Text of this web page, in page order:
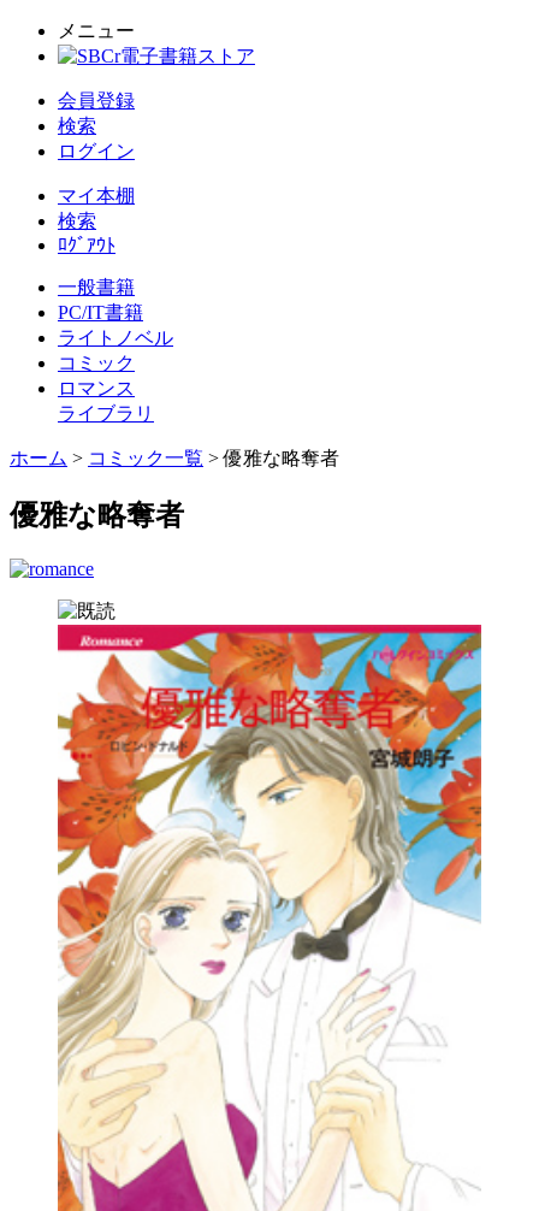
メニュー
会員登録
検索
ログイン
マイ本棚
検索
ﾛｸﾞｱｳﾄ
一般書籍
PC/IT書籍
ライトノベル
コミック
ロマンス
ライブラリ
ホーム > コミック一覧 > 優雅な略奪者
優雅な略奪者